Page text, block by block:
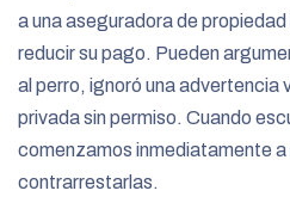
a una aseguradora de
reducir su pago. Pueden
al perro, ignoró una advertencia
privada sin permiso. Cuando
comenzamos inmediatamente
contrarrestarlas.